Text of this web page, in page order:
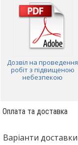
Дозвіл на проведення
робіт з підвищеною
небезпекою
Оплата та доставка
Варіанти доставки